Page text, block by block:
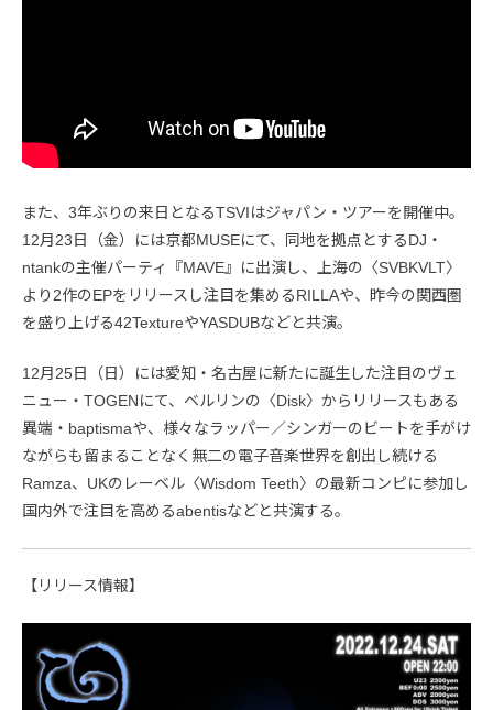
また、3年ぶりの来日となるTSVIはジャパン・ツアーを開催中。
12月23日（金）には京都MUSEにて、同地を拠点とするDJ・
ntankの主催パーティ『MAVE』に出演し、上海の〈SVBKVLT〉
より2作のEPをリリースし注目を集めるRILLAや、昨今の関西圏
を盛り上げる42TextureやYASDUBなどと共演。
12月25日（日）には愛知・名古屋に新たに誕生した注目のヴェ
ニュー・TOGENにて、ベルリンの〈Disk〉からリリースもある
異端・baptismaや、様々なラッパー／シンガーのビートを手がけ
ながらも留まることなく無二の電子音楽世界を創出し続ける
Ramza、UKのレーベル〈Wisdom Teeth〉の最新コンピに参加し
国内外で注目を高めるabentisなどと共演する。
【リリース情報】